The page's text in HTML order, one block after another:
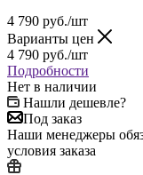
4 790 руб./шт
Варианты цен
4 790 руб./шт
Подробности
Нет в наличии
Нашли дешевле?
Под заказ
Наши менеджеры
условия заказа